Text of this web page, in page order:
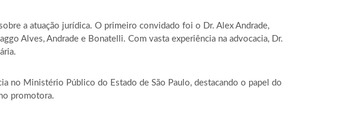
a atuação jurídica. O primeiro convidado foi o Dr. Alex Andrade,
Alves, Andrade e Bonatelli. Com vasta experiência na advocacia, Dr.
no Ministério Público do Estado de São Paulo, destacando o papel do
promotora.